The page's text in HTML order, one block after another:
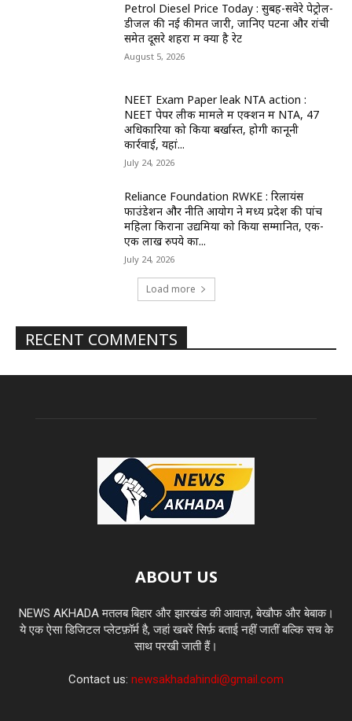
Petrol Diesel Price Today : सुबह-सवेरे पेट्रोल-
डीजल की नई कीमतें जारी, जानिए पटना और रांची
समेत दूसरे शहरों में क्या है रेट
August 5, 2026
NEET Exam Paper leak NTA action :
NEET पेपर लीक मामले में एक्शन में NTA, 47
अधिकारियों को किया बर्खास्त, होगी कानूनी
कार्रवाई, यहां...
July 24, 2026
Reliance Foundation RWKE : रिलायंस
फाउंडेशन और नीति आयोग ने मध्य प्रदेश की पांच
महिला किराना उद्यमियों को किया सम्मानित, एक-
एक लाख रुपये का...
July 24, 2026
Load more
RECENT COMMENTS
ABOUT US
NEWS AKHADA मतलब बिहार और झारखंड की आवाज़, बेखौफ और बेबाक।
ये एक ऐसा डिजिटल प्लेटफ़ॉर्म है, जहां खबरें सिर्फ़ बताई नहीं जातीं बल्कि सच के
साथ परखी जाती हैं।
Contact us: newsakhadahindi@gmail.com